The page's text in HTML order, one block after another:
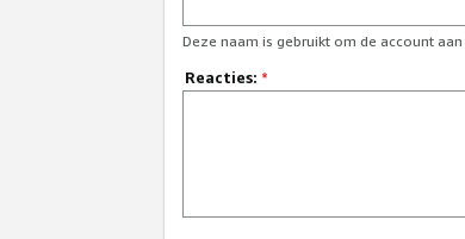
Deze naam is gebruikt om de account aan
Reacties: *